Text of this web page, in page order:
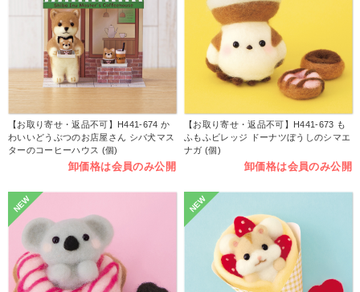
【お取り寄せ・返品不可】H441-674 か
わいいどうぶつのお店屋さん シバ犬マス
ターのコーヒーハウス (個)
卸価格は会員のみ公開
【お取り寄せ・返品不可】H441-673 も
ふもふビレッジ ドーナツぼうしのシマエ
ナガ (個)
卸価格は会員のみ公開
NEW NEW